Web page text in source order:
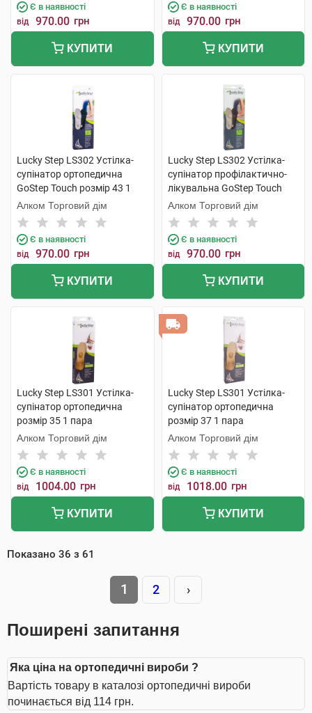
Є в наявності
від 970.00 грн
КУПИТИ
Є в наявності
від 970.00 грн
КУПИТИ
Lucky Step LS302 Устілка-
супінатор ортопедична
GoStep Touch розмір 43 1
пара
Алком Торговий дім
Є в наявності
від 970.00 грн
КУПИТИ
Lucky Step LS302 Устілка-
супінатор профілактично-
лікувальна GoStep Touch
розмір 44 1 пара
Алком Торговий дім
Є в наявності
від 970.00 грн
КУПИТИ
Lucky Step LS301 Устілка-
супінатор ортопедична
розмір 35 1 пара
Алком Торговий дім
Є в наявності
від 1004.00 грн
КУПИТИ
Lucky Step LS301 Устілка-
супінатор ортопедична
розмір 37 1 пара
Алком Торговий дім
Є в наявності
від 1018.00 грн
КУПИТИ
Показано 36 з 61
1 2 ›
Поширені запитання
Яка ціна на ортопедичні вироби ?
Вартість товару в каталозі ортопедичні вироби
починається від 114 грн.